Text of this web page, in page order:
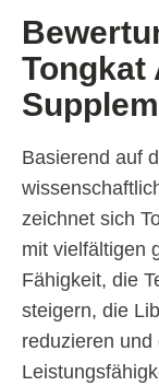
Tongkat
Basierend auf
zeichnet sich
mit vielfältigen
Fähigkeit, die
steigern, die
reduzieren